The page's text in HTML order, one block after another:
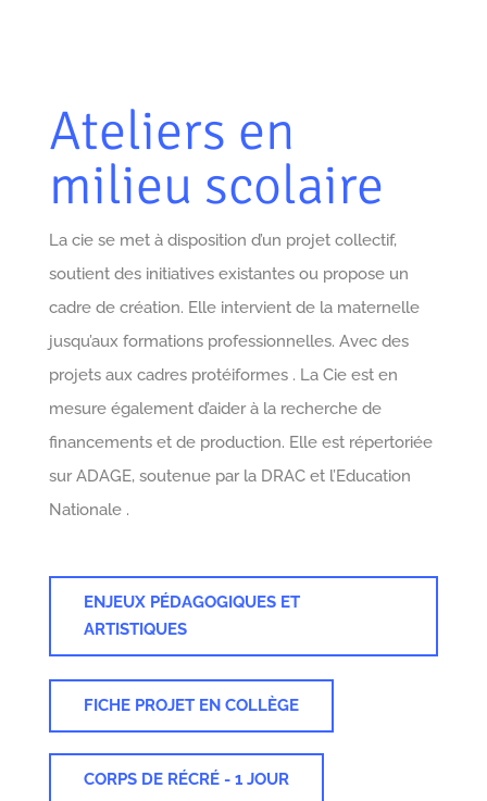
Ateliers en
milieu scolaire
La cie se met à disposition d’un projet collectif,
soutient des initiatives existantes ou propose un
cadre de création. Elle intervient de la maternelle
jusqu’aux formations professionnelles. Avec des
projets aux cadres protéiformes . La Cie est en
mesure également d’aider à la recherche de
financements et de production. Elle est répertoriée
sur ADAGE, soutenue par la DRAC et l’Education
Nationale .
ENJEUX PÉDAGOGIQUES ET
ARTISTIQUES
FICHE PROJET EN COLLÈGE
CORPS DE RÉCRÉ - 1 JOUR